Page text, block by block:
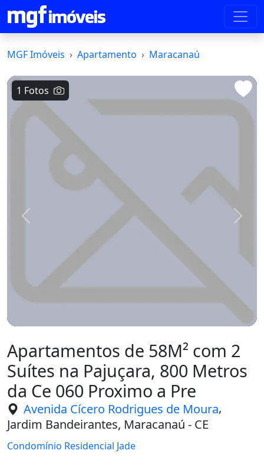
MGF Imóveis Apartamento Maracanaú
1 Fotos
Voltar
Apartamentos de 58M² com 2
Suítes na Pajuçara, 800 Metros
da Ce 060 Proximo a Pre
Avenida Cícero Rodrigues de Moura,
Jardim Bandeirantes, Maracanaú - CE
Condomínio Residencial Jade